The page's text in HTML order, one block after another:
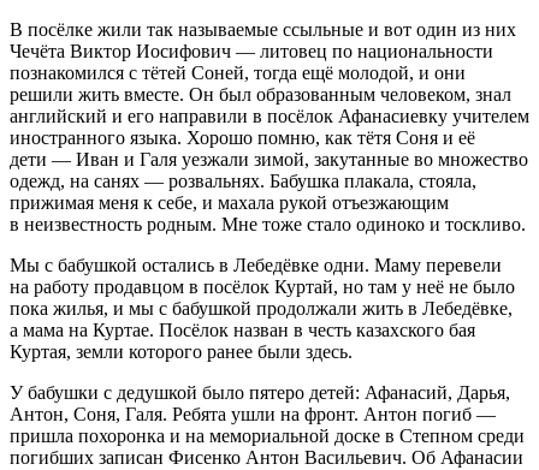
В посёлке жили так называемые ссыльные и вот один из них
Чечёта Виктор Иосифович — литовец по национальности
познакомился с тётей Соней, тогда ещё молодой, и они
решили жить вместе. Он был образованным человеком, знал
английский и его направили в посёлок Афанасиевку учителем
иностранного языка. Хорошо помню, как тётя Соня и её
дети — Иван и Галя уезжали зимой, закутанные во множество
одежд, на санях — розвальнях. Бабушка плакала, стояла,
прижимая меня к себе, и махала рукой отъезжающим
в неизвестность родным. Мне тоже стало одиноко и тоскливо.
Мы с бабушкой остались в Лебедёвке одни. Маму перевели
на работу продавцом в посёлок Куртай, но там у неё не было
пока жилья, и мы с бабушкой продолжали жить в Лебедёвке,
а мама на Куртае. Посёлок назван в честь казахского бая
Куртая, земли которого ранее были здесь.
У бабушки с дедушкой было пятеро детей: Афанасий, Дарья,
Антон, Соня, Галя. Ребята ушли на фронт. Антон погиб —
пришла похоронка и на мемориальной доске в Степном среди
погибших записан Фисенко Антон Васильевич. Об Афанасии